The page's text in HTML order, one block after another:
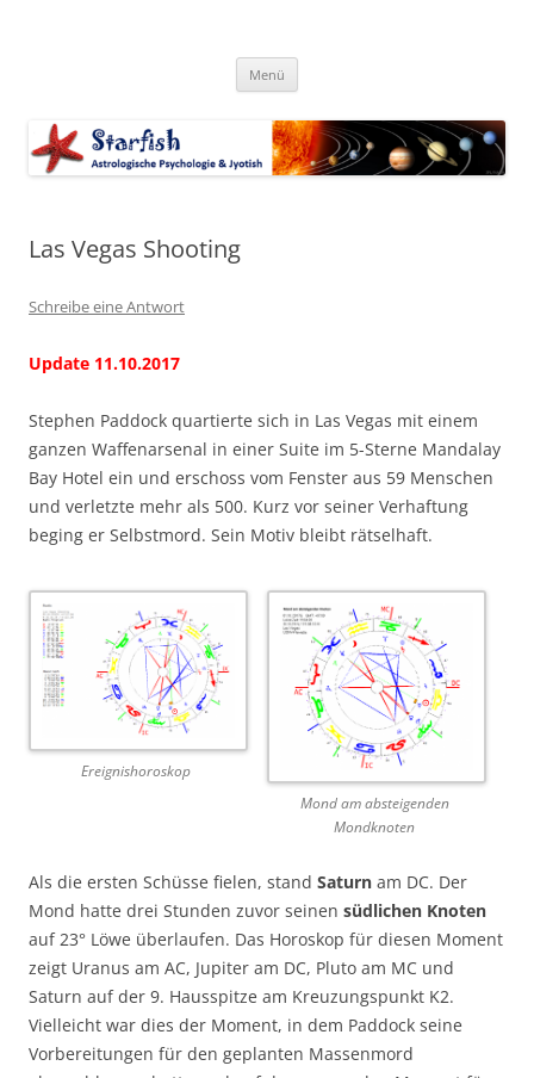
Menü
Las Vegas Shooting
Schreibe eine Antwort
Update 11.10.2017
Stephen Paddock quartierte sich in Las Vegas mit einem
ganzen Waffenarsenal in einer Suite im 5-Sterne Mandalay
Bay Hotel ein und erschoss vom Fenster aus 59 Menschen
und verletzte mehr als 500. Kurz vor seiner Verhaftung
beging er Selbstmord. Sein Motiv bleibt rätselhaft.
Ereignishoroskop
Mond am absteigenden
Mondknoten
Als die ersten Schüsse fielen, stand Saturn am DC. Der
Mond hatte drei Stunden zuvor seinen südlichen Knoten
auf 23° Löwe überlaufen. Das Horoskop für diesen Moment
zeigt Uranus am AC, Jupiter am DC, Pluto am MC und
Saturn auf der 9. Hausspitze am Kreuzungspunkt K2.
Vielleicht war dies der Moment, in dem Paddock seine
Vorbereitungen für den geplanten Massenmord